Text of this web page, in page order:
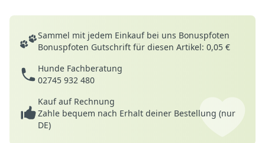
Deine Vorteile
Sammel mit jedem Einkauf bei uns Bonuspfoten
Bonuspfoten Gutschrift für diesen Artikel: 0,05 €
Hunde Fachberatung
02745 932 480
Kauf auf Rechnung
Zahle bequem nach Erhalt deiner Bestellung (nur
DE)